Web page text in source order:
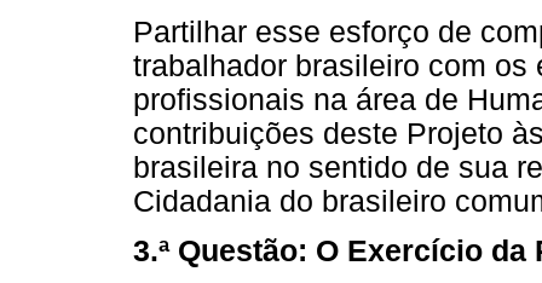
Partilhar esse esforço de
trabalhador brasileiro com
profissionais na área de
contribuições deste Projeto
brasileira no sentido de sua
Cidadania do brasileiro
3.ª Questão: O Exercício